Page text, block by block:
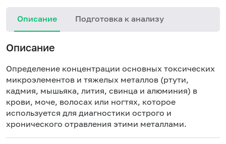
Описание Подготовка к анализу
Описание
Определение концентрации основных токсических
микроэлементов и тяжелых металлов (ртути,
кадмия, мышьяка, лития, свинца и алюминия) в
крови, моче, волосах или ногтях, которое
используется для диагностики острого и
хронического отравления этими металлами.